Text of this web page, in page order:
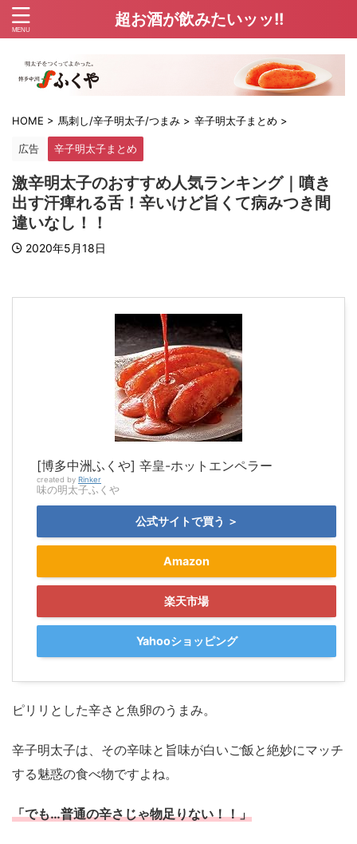
超お酒が飲みたいッッ!!
HOME > 馬刺し/辛子明太子/つまみ > 辛子明太子まとめ >
広告 辛子明太子まとめ
激辛明太子のおすすめ人気ランキング｜噴き
出す汗痺れる舌！辛いけど旨くて病みつき間
違いなし！！
2020年5月18日
[博多中洲ふくや] 辛皇-ホットエンペラー
created by Rinker
味の明太子ふくや
公式サイトで買う ＞
Amazon
楽天市場
Yahooショッピング
ピリリとした辛さと魚卵のうまみ。
辛子明太子は、その辛味と旨味が白いご飯と絶妙にマッチ
する魅惑の食べ物ですよね。
「でも…普通の辛さじゃ物足りない！！」